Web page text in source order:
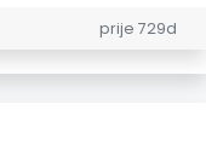
prije 729d